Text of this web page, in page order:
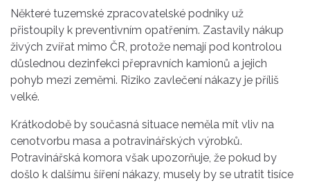
Některé tuzemské zpracovatelské podniky už
přistoupily k preventivním opatřením. Zastavily nákup
živých zvířat mimo ČR, protože nemají pod kontrolou
důslednou dezinfekci přepravních kamionů a jejich
pohyb mezi zeměmi. Riziko zavlečení nákazy je příliš
velké.
Krátkodobě by současná situace neměla mít vliv na
cenotvorbu masa a potravinářských výrobků.
Potravinářská komora však upozorňuje, že pokud by
došlo k dalšímu šíření nákazy, musely by se utratit tisíce